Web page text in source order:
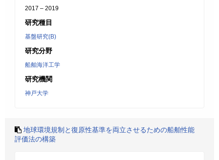
2017 – 2019
研究種目
基盤研究(B)
研究分野
船舶海洋工学
研究機関
神戸大学
地球環境規制と復原性基準を両立させるための船舶性能
評価法の構築